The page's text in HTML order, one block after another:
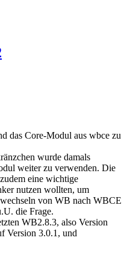
das Core-Modul aus wbce zu
wurde damals
weiter zu verwenden. Die
eine wichtige
nutzen wollten, um
von WB nach WBCE
die Frage.
WB2.8.3, also Version
Version 3.0.1, und